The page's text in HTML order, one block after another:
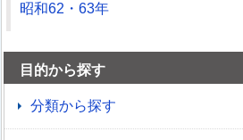
昭和62・63年
目的から探す
分類から探す